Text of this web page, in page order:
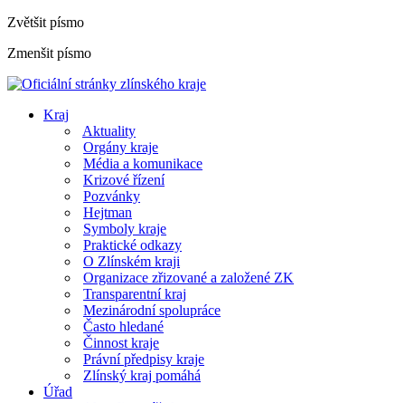
Zvětšit písmo
Zmenšit písmo
Kraj
Aktuality
Orgány kraje
Média a komunikace
Krizové řízení
Pozvánky
Hejtman
Symboly kraje
Praktické odkazy
O Zlínském kraji
Organizace zřizované a založené ZK
Transparentní kraj
Mezinárodní spolupráce
Často hledané
Činnost kraje
Právní předpisy kraje
Zlínský kraj pomáhá
Úřad